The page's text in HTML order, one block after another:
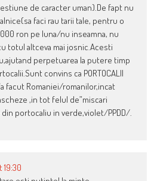
de caracter uman).De fapt nu
faci rau tarii tale, pentru o
ron pe luna/nu inseamna, nu
totul altceva mai josnic.Acesti
perpetuarea la putere timp
convins ca PORTOCALII
facut Romaniei/romanilor,incat
,in tot felul de”miscari
portocaliu in verde,violet/PPDD/.
19:30